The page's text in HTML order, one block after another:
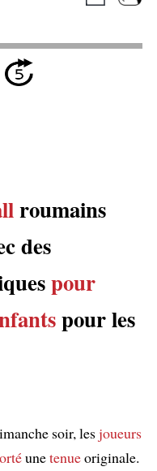
roumains
des
pour
pour les
soir, lesjoueurs
unetenueoriginale.